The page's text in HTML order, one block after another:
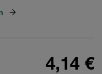
4,14 €